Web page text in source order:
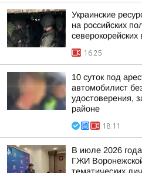
Украинские
на российских
северокорейских
16:25
10 суток под
автомобилист
удостоверения,
районе
18:11
В июле 2026
ГЖИ